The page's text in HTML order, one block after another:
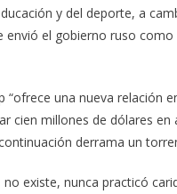
y del deporte, a
envió el gobierno ruso
“ofrece una nueva relación
cien millones de dólares
derrama un
existe, nunca practicó